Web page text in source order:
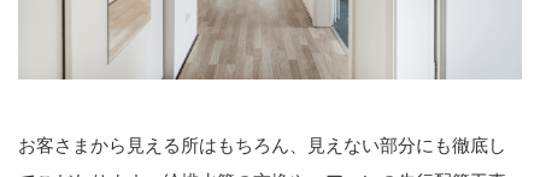
お客さまから見える所はもちろん、見えない部分にも徹底し